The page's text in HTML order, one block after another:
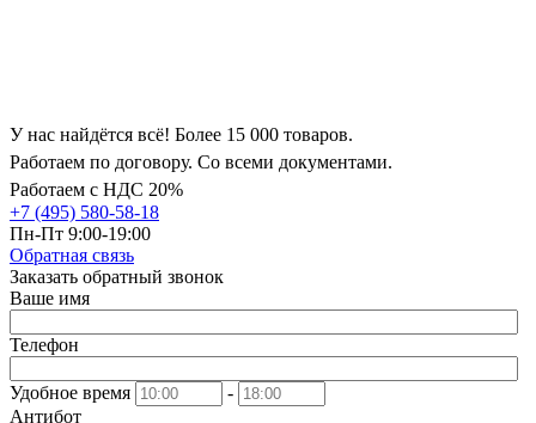
У нас найдётся всё! Более 15 000 товаров.
Работаем по договору. Со всеми документами.
Работаем с НДС 20%
+7 (495) 580-58-18
Пн-Пт 9:00-19:00
Обратная связь
Заказать обратный звонок
Ваше имя
Телефон
Удобное время
-
Антибот